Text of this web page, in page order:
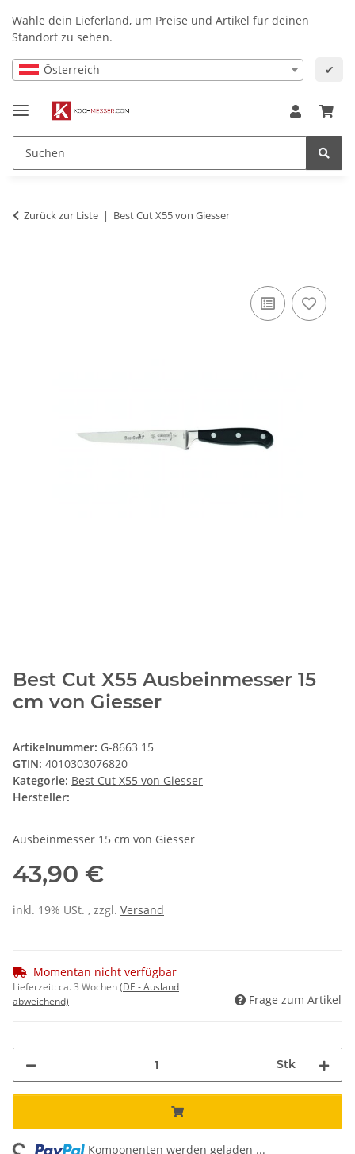
Wähle dein Lieferland, um Preise und Artikel für deinen
Standort zu sehen.
Österreich ✔
Zurück zur Liste Best Cut X55 von Giesser
Best Cut X55 Ausbeinmesser 15
cm von Giesser
Artikelnummer: G-8663 15
GTIN: 4010303076820
Kategorie: Best Cut X55 von Giesser
Hersteller:
Ausbeinmesser 15 cm von Giesser
43,90 €
inkl. 19% USt. , zzgl. Versand
Momentan nicht verfügbar
Lieferzeit:ca. 3 Wochen(DE - Ausland
abweichend)
Frage zum Artikel
Stk
Komponenten werden geladen ...